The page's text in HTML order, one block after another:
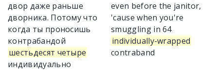
двор даже раньше
дворника. Потому что
когда ты проносишь
контрабандой
шестьдесят четыре
индивидуально
even before the janitor,
'cause when you're
smuggling in 64
individually-wrapped
contraband